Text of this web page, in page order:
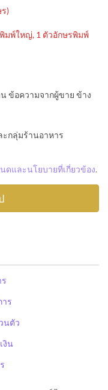
)
มพ์ใหญ่, 1 ตัวอักษรพิมพ์
ข้อความจากผู้ขาย ข้าง
ะกลุ่มร้านอาหาร
ดและนโยบายที่เกี่ยวข้อง.
าร
นตัว
งิน